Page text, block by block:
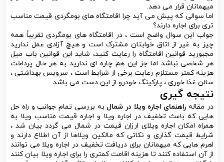
تری برای اجاره دارند؟
جواب این سوال واضح است ، در اقامتگاه های بومگردی تقریباً همه
چیز به غیر از اتاق خوابتان مشترک است و هیچ آزادی عمل ندارید
مجبورید قوانین اقامتگاه را رعایت کنید، شاید این قوانین باب میل
هر شخصی نباشد اما جز این هم چاره ای ندارید به هر حال پرداخت
هزینه کمتر مستلزم رعایت برخی از شرایط است ، سرویس بهداشتی ،
سالن غذا خوری ، پارکینگ خودرو از این دست می باشد.
نتیجه گیری
در مقاله راهنمای اجاره ویلا در شمالبه بررسی تمام جوانب و راه حل
هایی که باعث تخفیف در اجاره ویلا و اجاره قیمت مناسب ویلا به
همراه امکان اجاره ویلای ارزان قیمت در شمال می گردد بیان شد ،
شرایط قیمت گذاری و نکاتی که مالکین ویلاها از آن اطلاع دارند و
اهرم هایی که میهمانان برای دریافت تخفیف در اجاره ویلا می توانند
از آن استفاده کنند تا هزینه اقامت کمتری را برای اجاره ویلا بیان کنند
را گفتیم، به توضیحات امکانات ویلاها و تاثیر آنها بر روی قیمت
اجاره شبانه ویلا پرداخته شد و معیارهای یک سایت معتبر اجاره ویلا